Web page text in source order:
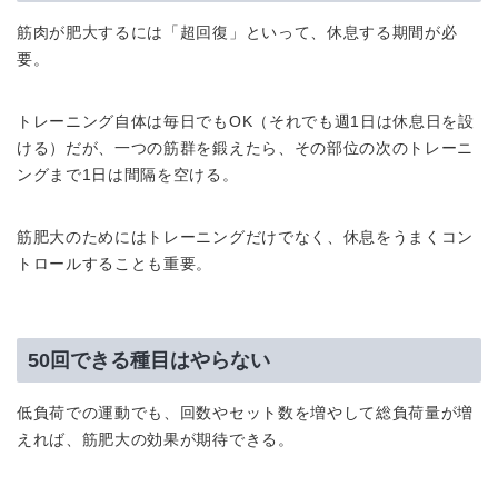
筋肉が肥大するには「超回復」といって、休息する期間が必
要。
トレーニング自体は毎日でもOK（それでも週1日は休息日を設
ける）だが、一つの筋群を鍛えたら、その部位の次のトレーニ
ングまで1日は間隔を空ける。
筋肥大のためにはトレーニングだけでなく、休息をうまくコン
トロールすることも重要。
50回できる種目はやらない
低負荷での運動でも、回数やセット数を増やして総負荷量が増
えれば、筋肥大の効果が期待できる。